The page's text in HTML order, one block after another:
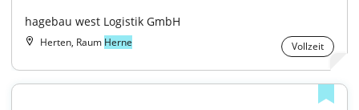
hagebau west Logistik GmbH
Herten, Raum Herne Vollzeit